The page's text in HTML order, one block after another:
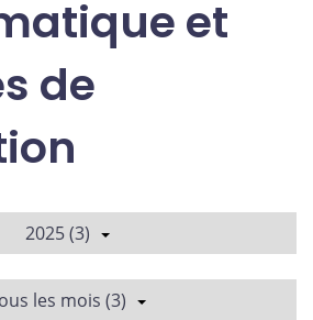
et
de
2025 (3)
les mois (3)